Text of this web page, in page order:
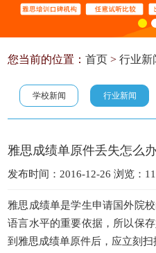
您当前的位置：首页 >行业新
学校新闻 行业新闻
雅思成绩单原件丢失怎么
发布时间：2016-12-26 浏览：
雅思成绩单是学生申请国外院
语言水平的重要依据，所以保
到雅思成绩单原件后，应立刻扫